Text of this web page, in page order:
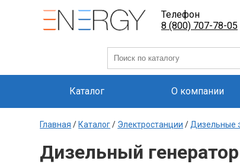
Телефон
8 (800) 707-78-05
Каталог О компании
Главная / Каталог/ Электростанции / Дизельные
Дизельный